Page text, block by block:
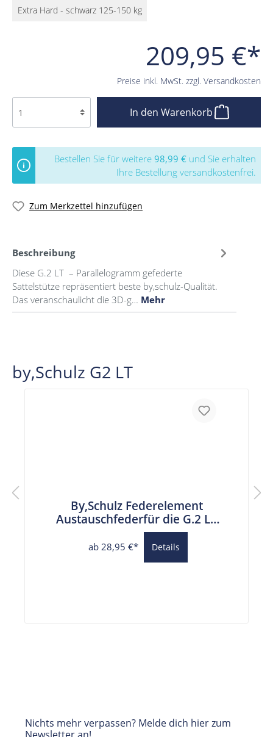
209,95 €*
Preise inkl. MwSt. zzgl. Versandkosten
Extra Hard - schwarz 125-150 kg
In den Warenkorb
Bestellen Sie für weitere 98,99 € und Sie erhalten
Ihre Bestellung versandkostenfrei.
Zum Merkzettel hinzufügen
Beschreibung
Diese G.2 LT – Parallelogramm gefederte
Sattelstütze repräsentiert beste by,schulz-Qualität.
Das veranschaulicht die 3D-g… Mehr
by,Schulz G2 LT
By,Schulz Federelement
Austauschfederfür die G.2 LT
Parallelogramm
Federsattelstütze
ab 28,95 €* Details
Nichts mehr verpassen? Melde dich hier zum
Newsletter an!